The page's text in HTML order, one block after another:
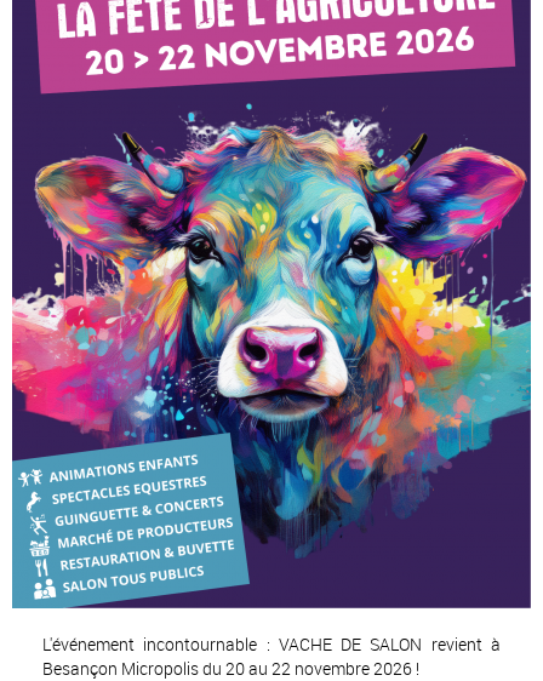
L'événement incontournable : VACHE DE SALON revient à
Besançon Micropolis du 20 au 22 novembre 2026 !